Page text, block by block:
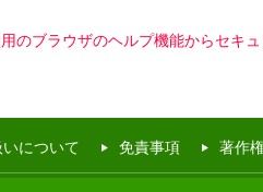
のブラウザのヘルプ機能からセキ
について 免責事項 著作